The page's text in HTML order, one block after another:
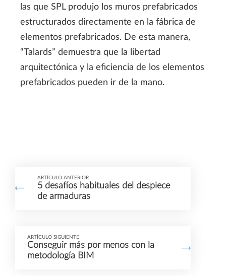
las que SPL produjo los muros prefabricados
estructurados directamente en la fábrica de
elementos prefabricados. De esta manera,
“Talards” demuestra que la libertad
arquitectónica y la eficiencia de los elementos
prefabricados pueden ir de la mano.
ARTÍCULO ANTERIOR
5 desafíos habituales del despiece
de armaduras
ARTÍCULO SIGUIENTE
Conseguir más por menos con la
metodología BIM